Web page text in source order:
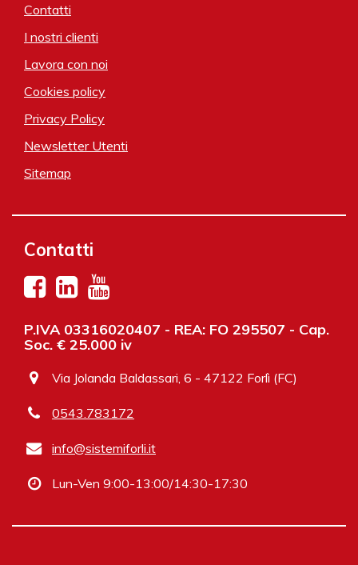
Contatti
I nostri clienti
Lavora con noi
Cookies policy
Privacy Policy
Newsletter Utenti
Sitemap
Contatti
P.IVA 03316020407 - REA: FO 295507 - Cap.
Soc. € 25.000 iv
Via Jolanda Baldassari, 6 - 47122 Forlì (FC)
0543.783172
info@sistemiforli.it
Lun-Ven 9:00-13:00/14:30-17:30